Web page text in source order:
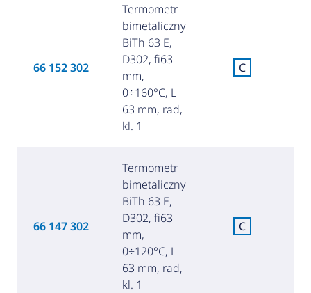
66 152 302
Termometr
bimetaliczny
BiTh 63 E,
D302, fi63
mm,
0÷160°C, L
63 mm, rad,
kl. 1
C
66 147 302
Termometr
bimetaliczny
BiTh 63 E,
D302, fi63
mm,
0÷120°C, L
63 mm, rad,
kl. 1
C